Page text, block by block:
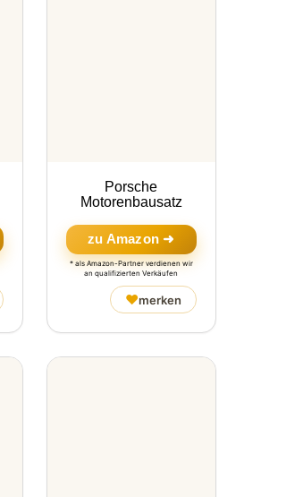
Porsche
Motorenbausatz
zu Amazon ➜
* als Amazon-Partner verdienen wir
an qualifizierten Verkäufen
♥merken